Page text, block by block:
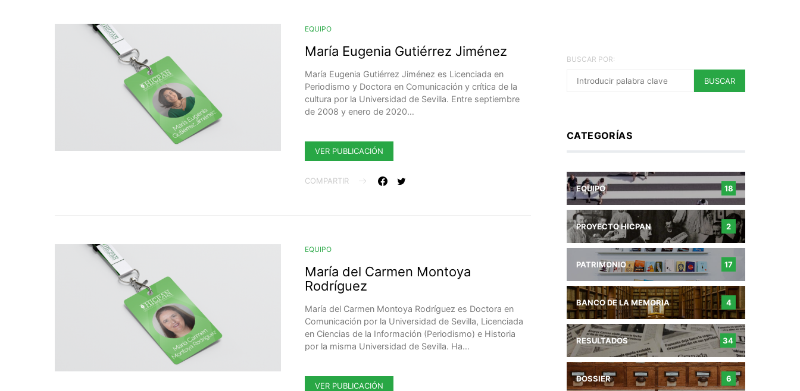
EQUIPO
María Eugenia Gutiérrez Jiménez
María Eugenia Gutiérrez Jiménez es Licenciada en
Periodismo y Doctora en Comunicación y crítica de la
cultura por la Universidad de Sevilla. Entre septiembre
de 2008 y enero de 2020…
VER PUBLICACIÓN
COMPARTIR
EQUIPO
María del Carmen Montoya
Rodríguez
María del Carmen Montoya Rodríguez es Doctora en
Comunicación por la Universidad de Sevilla, Licenciada
en Ciencias de la Información (Periodismo) e Historia
por la misma Universidad de Sevilla. Ha…
VER PUBLICACIÓN
BUSCAR POR:
BUSCAR
CATEGORÍAS
EQUIPO 18
PROYECTO HICPAN 2
PATRIMONIO 17
BANCO DE LA MEMORIA 4
RESULTADOS 34
DOSSIER 6